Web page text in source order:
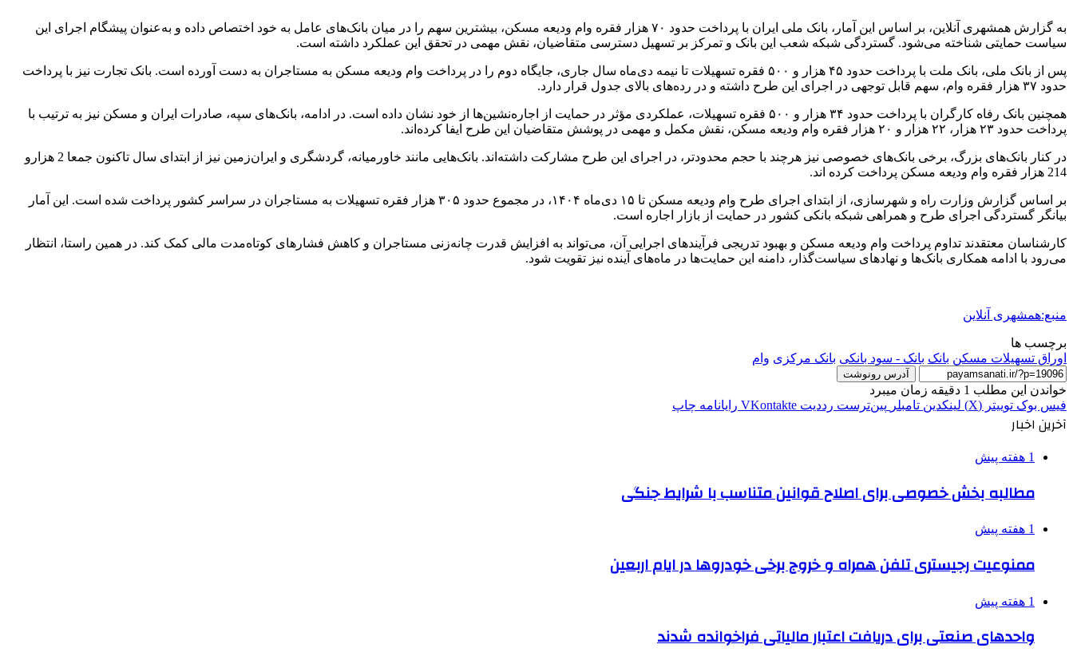
به گزارش همشهری آنلاین، بر اساس این آمار، بانک ملی ایران با پرداخت حدود ۷۰ هزار فقره وام ودیعه مسکن، بیشترین سهم را در میان بانک‌های عامل به خود اختصاص داده و به‌عنوان پیشگام اجرای این
سیاست حمایتی شناخته می‌شود. گستردگی شبکه شعب این بانک و تمرکز بر تسهیل دسترسی متقاضیان، نقش مهمی در تحقق این عملکرد داشته است.
پس از بانک ملی، بانک ملت با پرداخت حدود ۴۵ هزار و ۵۰۰ فقره تسهیلات تا نیمه دی‌ماه سال جاری، جایگاه دوم را در پرداخت وام ودیعه مسکن به مستاجران به دست آورده است. بانک تجارت نیز با پرداخت
حدود ۳۷ هزار فقره وام، سهم قابل توجهی در اجرای این طرح داشته و در رده‌های بالای جدول قرار دارد.
همچنین بانک رفاه کارگران با پرداخت حدود ۳۴ هزار و ۵۰۰ فقره تسهیلات، عملکردی مؤثر در حمایت از اجاره‌نشین‌ها از خود نشان داده است. در ادامه، بانک‌های سپه، صادرات ایران و مسکن نیز به ترتیب با
پرداخت حدود ۲۳ هزار، ۲۲ هزار و ۲۰ هزار فقره وام ودیعه مسکن، نقش مکمل و مهمی در پوشش متقاضیان این طرح ایفا کرده‌اند.
در کنار بانک‌های بزرگ، برخی بانک‌های خصوصی نیز هرچند با حجم محدودتر، در اجرای این طرح مشارکت داشته‌اند. بانک‌هایی مانند خاورمیانه، گردشگری و ایران‌زمین نیز از ابتدای سال تاکنون جمعا 2 هزارو
214 هزار فقره وام ودیعه مسکن پرداخت کرده اند.
بر اساس گزارش وزارت راه و شهرسازی، از ابتدای اجرای طرح وام ودیعه مسکن تا ۱۵ دی‌ماه ۱۴۰۴، در مجموع حدود ۳۰۵ هزار فقره تسهیلات به مستاجران در سراسر کشور پرداخت شده است. این آمار
بیانگر گستردگی اجرای طرح و همراهی شبکه بانکی کشور در حمایت از بازار اجاره است.
کارشناسان معتقدند تداوم پرداخت وام ودیعه مسکن و بهبود تدریجی فرآیندهای اجرایی آن، می‌تواند به افزایش قدرت چانه‌زنی مستاجران و کاهش فشارهای کوتاه‌مدت مالی کمک کند. در همین راستا، انتظار
می‌رود با ادامه همکاری بانک‌ها و نهادهای سیاست‌گذار، دامنه این حمایت‌ها در ماه‌های آینده نیز تقویت شود.
منبع:همشهری آنلاین
برچسب ها
اوراق تسهیلات مسکن بانک بانک - سود بانکی بانک مرکزی وام
آدرس رونوشت
خواندن این مطلب 1 دقیقه زمان میبرد
فیس بوک توییتر (X) لینکدین ‫تامبلر ‫پین‌ترست ‫رددیت ‫VKontakte رایانامه چاپ
آخرین اخبار
1 هفته پیش
مطالبه بخش خصوصی برای اصلاح قوانین متناسب با شرایط جنگی
1 هفته پیش
ممنوعیت رجیستری تلفن همراه و خروج برخی خودروها در ایام اربعین
1 هفته پیش
واحدهای صنعتی برای دریافت اعتبار مالیاتی فراخوانده شدند